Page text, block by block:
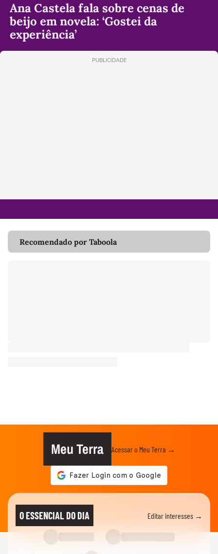
Ana Castela fala sobre cenas de
beijo em novela: ‘Gostei da
experiência’
PUBLICIDADE
Recomendado por Taboola
Meu Terra Acessar o Meu Terra →
O ESSENCIAL DO DIA Editar interesses →